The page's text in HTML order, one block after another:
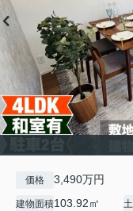
価格 3,490万円
建物面積103.92㎡